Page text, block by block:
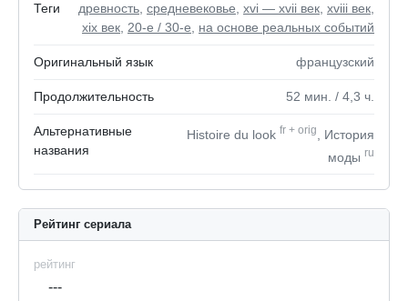
Теги древность средневековье xvi — xvii век xviii век
xix век 20-е / 30-е на основе реальных событий
Оригинальный язык французский
Продолжительность 52 мин. / 4,3 ч.
Альтернативные
названия
Histoire du look fr + orig
, История
моды ru
Рейтинг сериала
рейтинг
---